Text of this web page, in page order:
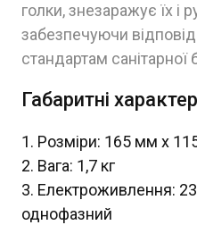
голки, знезаражує їх і
забезпечуючи
стандартам санітарної
Габаритні
Розміри: 165 мм x
Вага: 1,7 кг
Електроживлення:
однофазний